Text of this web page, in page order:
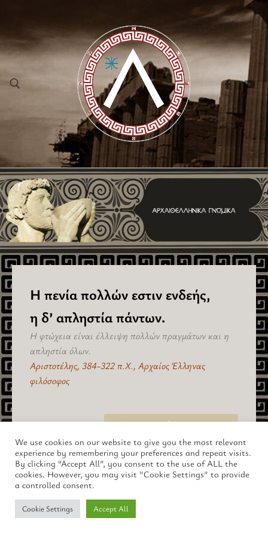
Η πενία πολλών εστιν ενδεής,
η δ’ απληστία πάντων.
Η φτώχεια είναι έλλειψη πολλών πραγμάτων και η
απληστία όλων.
Αριστοτέλης, 384-322 π.Χ., Αρχαίος Έλληνας
φιλόσοφος
πίσω στο "Ελαττώματα" >
Copyright © 2026 lus.gr – Ο Μαγευτικός Κόσμος της Αρχαίας
Ελλάδας.
We use cookies on our website to give you the most relevant
experience by remembering your preferences and repeat visits.
By clicking “Accept All”, you consent to the use of ALL the
cookies. However, you may visit "Cookie Settings" to provide
a controlled consent.
Cookie Settings Accept All